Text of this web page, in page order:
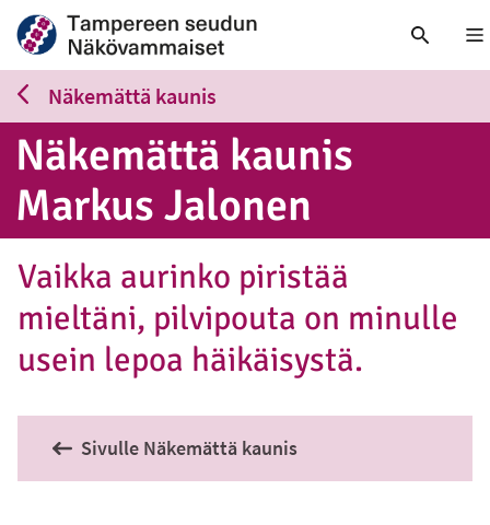
Näkemättä kaunis
Näkemättä kaunis
Markus Jalonen
Vaikka aurinko piristää
mieltäni, pilvipouta on minulle
usein lepoa häikäisystä.
Sivulle Näkemättä kaunis